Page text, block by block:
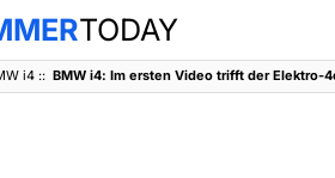
TODAY
i4:: BMW i4: Im ersten Video trifft der Elektro-